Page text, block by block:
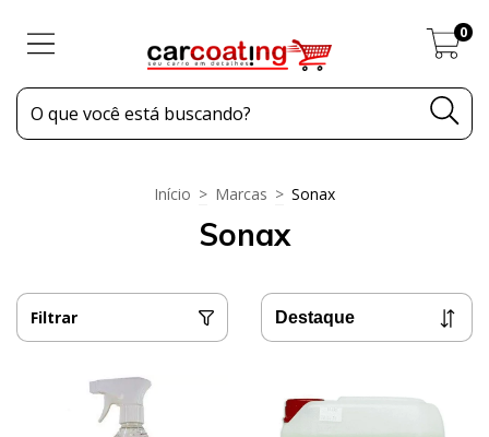
0
Início > Marcas > Sonax
Sonax
Filtrar